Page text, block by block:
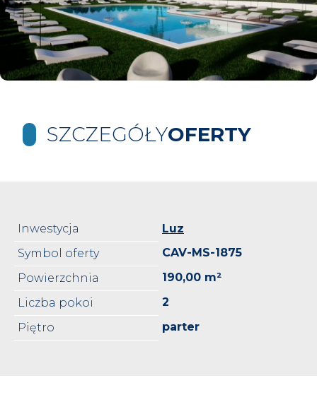
SZCZEGÓŁYOFERTY
Inwestycja
Luz
Symbol oferty
CAV-MS-1875
Powierzchnia
190,00 m²
Liczba pokoi
2
Piętro
parter